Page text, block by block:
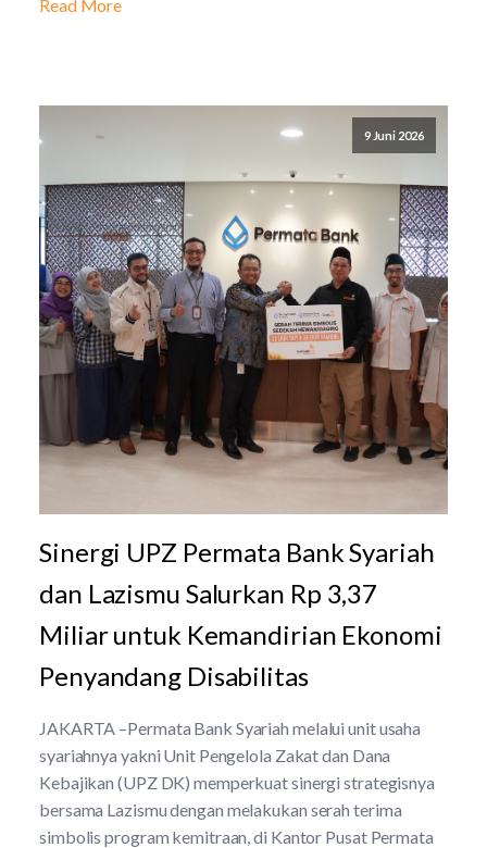
Read More
9 Juni 2026
Sinergi UPZ Permata Bank Syariah
dan Lazismu Salurkan Rp 3,37
Miliar untuk Kemandirian Ekonomi
Penyandang Disabilitas
JAKARTA –Permata Bank Syariah melalui unit usaha
syariahnya yakni Unit Pengelola Zakat dan Dana
Kebajikan (UPZ DK) memperkuat sinergi strategisnya
bersama Lazismu dengan melakukan serah terima
simbolis program kemitraan, di Kantor Pusat Permata